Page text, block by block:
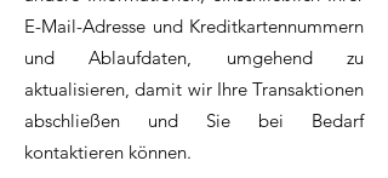
E-Mail-Adresse und Kreditkartennummern
und Ablaufdaten, umgehend zu
aktualisieren, damit wir Ihre Transaktionen
abschließen und Sie bei Bedarf
kontaktieren können.